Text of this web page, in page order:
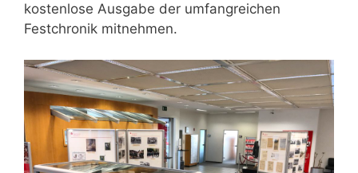
kostenlose Ausgabe der umfangreichen
Festchronik mitnehmen.